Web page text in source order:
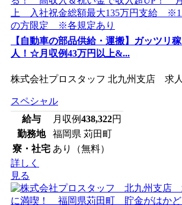
【自動車の部品供給・運搬】ガッツリ
人！☆月収例43万円以上&...
株式会社プロスタッフ 北九州支店 求
スペシャル
給与
月収例438,322円
勤務地
福岡県 苅田町
寮・社宅 あり（無料）
詳しく
見る